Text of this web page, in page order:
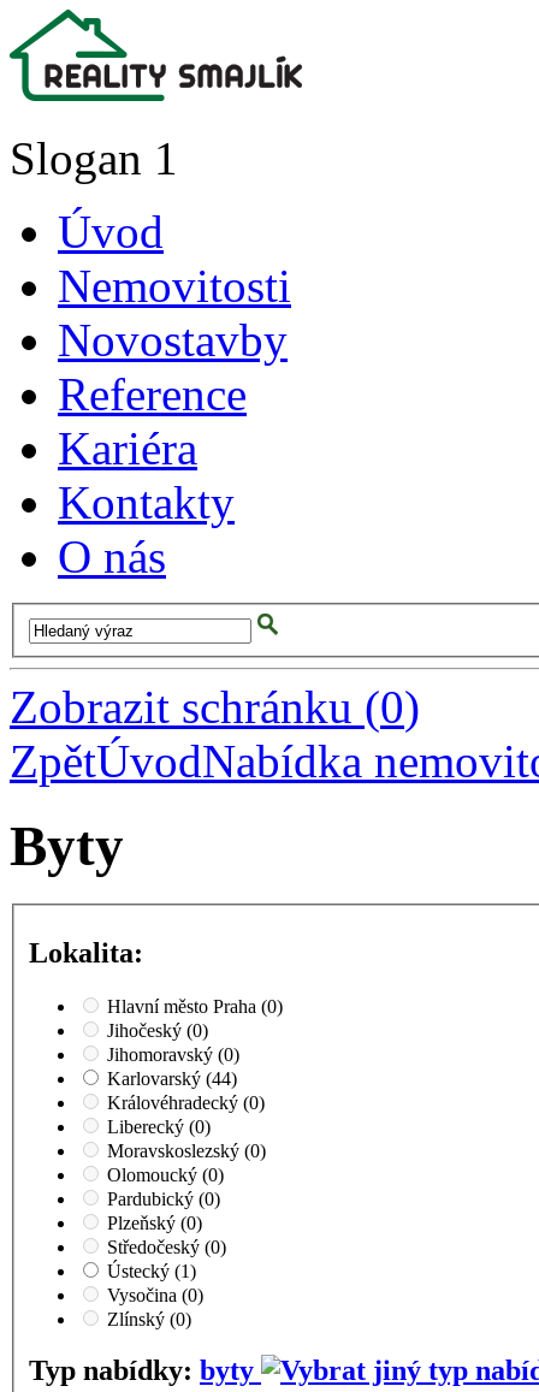
Slogan 1
Úvod
Nemovitosti
Novostavby
Reference
Kariéra
Kontakty
O nás
Zobrazit schránku (0)
ZpětÚvodNabídka
Byty
Lokalita:
Hlavní město Praha (0)
Jihočeský (0)
Jihomoravský (0)
Karlovarský (44)
Královéhradecký (0)
Liberecký (0)
Moravskoslezský (0)
Olomoucký (0)
Pardubický (0)
Plzeňský (0)
Středočeský (0)
Ústecký (1)
Vysočina (0)
Zlínský (0)
Typ nabídky: byty